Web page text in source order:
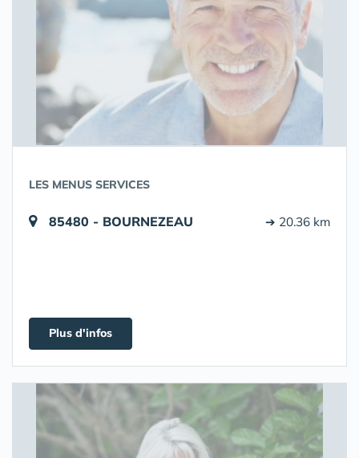
LES MENUS SERVICES
85480 - BOURNEZEAU ➔ 20.36 km
Plus d'infos